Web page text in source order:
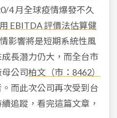
4 月全球疫情爆發不久
EBITDA 評價法估算健
影響將是短期系統性風
長潛力仍大，而全台市
公司柏文（市：8462）
而此次公司再次受到台
追蹤，看完這篇文章，